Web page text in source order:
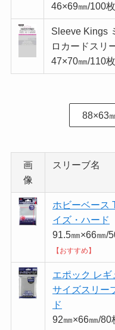
46×69㎜/100枚
Sleeve Kings
ロカードスリ
47×70㎜/110枚
88×63
画
像
スリーブ名
ホビーベース
イズ・ハード
91.5㎜×66㎜/
【おすすめ】
エポック レギ
サイズスリー
ド
92㎜×66㎜/80